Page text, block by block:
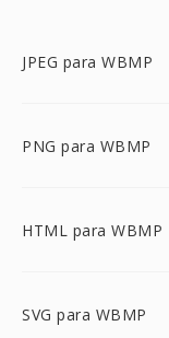
JPEG para WBMP
PNG para WBMP
HTML para WBMP
SVG para WBMP